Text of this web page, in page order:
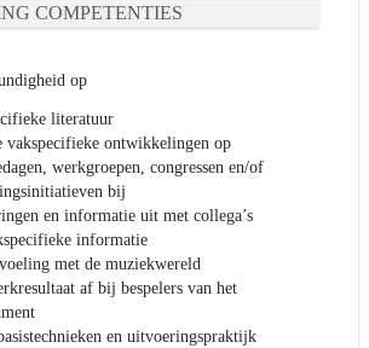
COMPETENTIES
op
literatuur
vakspecifieke ontwikkelingen op
werkgroepen, congressen en/of
bij
en informatie uit met collega’s
informatie
met de muziekwereld
af bij bespelers van het
en uitvoeringspraktijk